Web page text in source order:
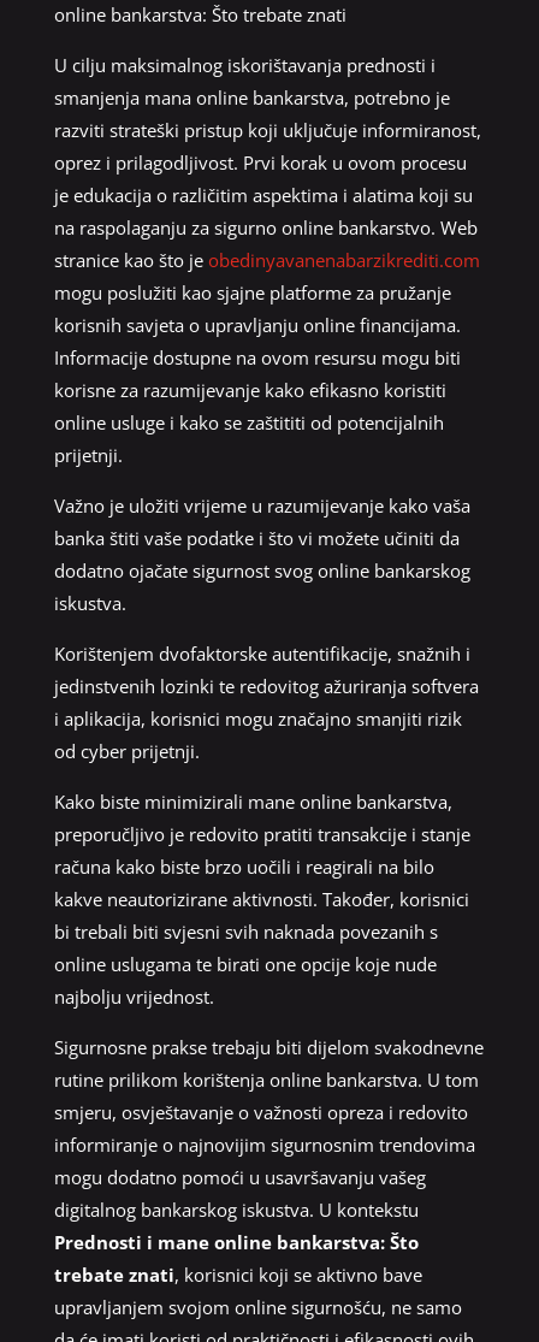
online bankarstva: Što trebate znati
U cilju maksimalnog iskorištavanja prednosti i
smanjenja mana online bankarstva, potrebno je
razviti strateški pristup koji uključuje informiranost,
oprez i prilagodljivost. Prvi korak u ovom procesu
je edukacija o različitim aspektima i alatima koji su
na raspolaganju za sigurno online bankarstvo. Web
stranice kao što je obedinyavanenabarzikrediti.com
mogu poslužiti kao sjajne platforme za pružanje
korisnih savjeta o upravljanju online financijama.
Informacije dostupne na ovom resursu mogu biti
korisne za razumijevanje kako efikasno koristiti
online usluge i kako se zaštititi od potencijalnih
prijetnji.
Važno je uložiti vrijeme u razumijevanje kako vaša
banka štiti vaše podatke i što vi možete učiniti da
dodatno ojačate sigurnost svog online bankarskog
iskustva.
Korištenjem dvofaktorske autentifikacije, snažnih i
jedinstvenih lozinki te redovitog ažuriranja softvera
i aplikacija, korisnici mogu značajno smanjiti rizik
od cyber prijetnji.
Kako biste minimizirali mane online bankarstva,
preporučljivo je redovito pratiti transakcije i stanje
računa kako biste brzo uočili i reagirali na bilo
kakve neautorizirane aktivnosti. Također, korisnici
bi trebali biti svjesni svih naknada povezanih s
online uslugama te birati one opcije koje nude
najbolju vrijednost.
Sigurnosne prakse trebaju biti dijelom svakodnevne
rutine prilikom korištenja online bankarstva. U tom
smjeru, osvještavanje o važnosti opreza i redovito
informiranje o najnovijim sigurnosnim trendovima
mogu dodatno pomoći u usavršavanju vašeg
digitalnog bankarskog iskustva. U kontekstu
Prednosti i mane online bankarstva: Što
trebate znati, korisnici koji se aktivno bave
upravljanjem svojom online sigurnošću, ne samo